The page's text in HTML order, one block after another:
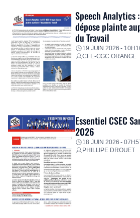
Speech Analytics
dépose plainte
du Travail
19 JUIN 2026 -
CFE-CGC ORANGE
Essentiel CSEC
2026
18 JUIN 2026 -
PHILLIPE DROUET